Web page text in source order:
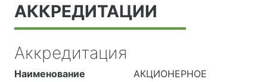
АККРЕДИТАЦИИ
Аккредитация
Наименование
АКЦИОНЕРНОЕ